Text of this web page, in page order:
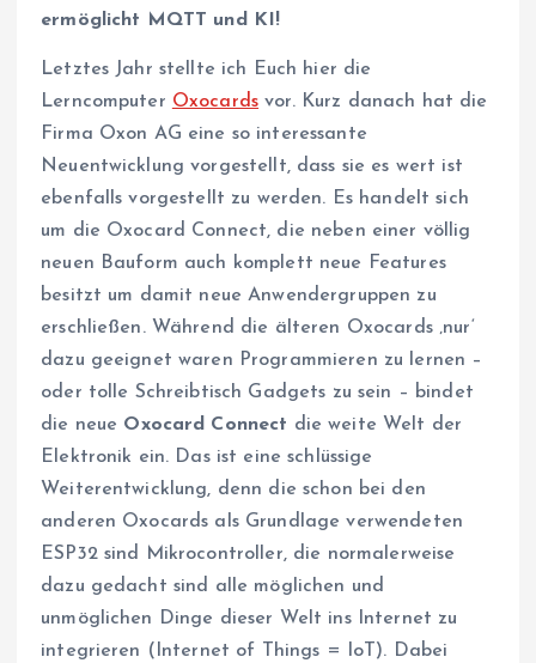
ermöglicht MQTT und KI!
Letztes Jahr stellte ich Euch hier die
Lerncomputer Oxocards vor. Kurz danach hat die
Firma Oxon AG eine so interessante
Neuentwicklung vorgestellt, dass sie es wert ist
ebenfalls vorgestellt zu werden. Es handelt sich
um die Oxocard Connect, die neben einer völlig
neuen Bauform auch komplett neue Features
besitzt um damit neue Anwendergruppen zu
erschließen. Während die älteren Oxocards ‚nur‘
dazu geeignet waren Programmieren zu lernen –
oder tolle Schreibtisch Gadgets zu sein – bindet
die neue Oxocard Connect die weite Welt der
Elektronik ein. Das ist eine schlüssige
Weiterentwicklung, denn die schon bei den
anderen Oxocards als Grundlage verwendeten
ESP32 sind Mikrocontroller, die normalerweise
dazu gedacht sind alle möglichen und
unmöglichen Dinge dieser Welt ins Internet zu
integrieren (Internet of Things = IoT). Dabei